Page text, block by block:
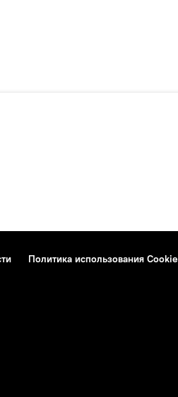
Политика использования Cookie